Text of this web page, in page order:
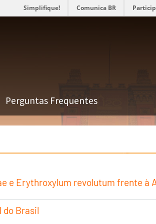
Simplifique! Comunica BR
Perguntas Frequentes
e Erythroxylum revolutum frente à
do Brasil